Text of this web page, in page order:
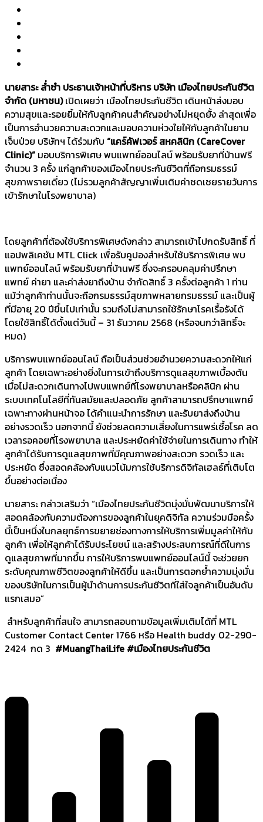
นายสาระ ล่ำซำ ประธานเจ้าหน้าที่บริหาร บริษัท เมืองไทยประกันชีวิต
จำกัด (มหาชน)เปิดเผยว่า เมืองไทยประกันชีวิต เดินหน้าส่งมอบ
ความสุขและรอยยิ้มให้กับลูกค้าคนสำคัญอย่างไม่หยุดยั้ง ล่าสุดเพื่อ
เป็นการอำนวยความสะดวกและมอบความห่วงใยให้กับลูกค้าในยาม
เจ็บป่วย บริษัทฯ ได้ร่วมกับ “แคร์คัฟเวอร์ สหคลินิก (CareCover
Clinic)” มอบบริการพิเศษ พบแพทย์ออนไลน์ พร้อมรับยาที่บ้านฟรี
จำนวน 3 ครั้ง แก่ลูกค้าของเมืองไทยประกันชีวิตที่ถือกรมธรรม์
สุขภาพรายเดี่ยว (ไม่รวมลูกค้าสัญญาเพิ่มเติมค่าชดเชยรายวันการ
เข้ารักษาในโรงพยาบาล)
โดยลูกค้าที่ต้องใช้บริการพิเศษดังกล่าว สามารถเข้าไปกดรับสิทธิ์ ที่
แอปพลิเคชัน MTL Click เพื่อรับคูปองสำหรับใช้บริการพิเศษ พบ
แพทย์ออนไลน์ พร้อมรับยาที่บ้านฟรี ซึ่งจะครอบคลุมค่าปรึกษา
แพทย์ ค่ายา และค่าส่งยาถึงบ้าน จำกัดสิทธิ์ 3 ครั้งต่อลูกค้า 1 ท่าน
แม้ว่าลูกค้าท่านนั้นจะถือกรมธรรม์สุขภาพหลายกรมธรรม์ และเป็นผู้
ที่มีอายุ 20 ปีขึ้นไปเท่านั้น รวมถึงไม่สามารถใช้รักษาโรคเรื้อรังได้
โดยใช้สิทธิ์ได้ตั้งแต่วันนี้ – 31 ธันวาคม 2568 (หรือจนกว่าสิทธิ์จะ
หมด)
บริการพบแพทย์ออนไลน์ ถือเป็นส่วนช่วยอำนวยความสะดวกให้แก่
ลูกค้า โดยเฉพาะอย่างยิ่งในการเข้าถึงบริการดูแลสุขภาพเบื้องต้น
เมื่อไม่สะดวกเดินทางไปพบแพทย์ที่โรงพยาบาลหรือคลินิก ผ่าน
ระบบเทคโนโลยีที่ทันสมัยและปลอดภัย ลูกค้าสามารถปรึกษาแพทย์
เฉพาะทางผ่านหน้าจอ ได้คำแนะนำการรักษา และรับยาส่งถึงบ้าน
อย่างรวดเร็ว นอกจากนี้ ยังช่วยลดความเสี่ยงในการแพร่เชื้อโรค ลด
เวลารอคอยที่โรงพยาบาล และประหยัดค่าใช้จ่ายในการเดินทาง ทำให้
ลูกค้าได้รับการดูแลสุขภาพที่มีคุณภาพอย่างสะดวก รวดเร็ว และ
ประหยัด ซึ่งสอดคล้องกับแนวโน้มการใช้บริการดิจิทัลเฮลธ์ที่เติบโต
ขึ้นอย่างต่อเนื่อง
นายสาระ กล่าวเสริมว่า “เมืองไทยประกันชีวิตมุ่งมั่นพัฒนาบริการให้
สอดคล้องกับความต้องการของลูกค้าในยุคดิจิทัล ความร่วมมือครั้ง
นี้เป็นหนึ่งในกลยุทธ์การขยายช่องทางการให้บริการเพิ่มมูลค่าให้กับ
ลูกค้า เพื่อให้ลูกค้าได้รับประโยชน์ และสร้างประสบการณ์ที่ดีในการ
ดูแลสุขภาพที่มากขึ้น การให้บริการพบแพทย์ออนไลน์นี้ จะช่วยยก
ระดับคุณภาพชีวิตของลูกค้าให้ดีขึ้น และเป็นการตอกย้ำความมุ่งมั่น
ของบริษัทในการเป็นผู้นำด้านการประกันชีวิตที่ใส่ใจลูกค้าเป็นอันดับ
แรกเสมอ”
สำหรับลูกค้าที่สนใจ สามารถสอบถามข้อมูลเพิ่มเติมได้ที่ MTL
Customer Contact Center 1766 หรือ Health buddy 02-290-
2424 กด 3 #MuangThaiLife #เมืองไทยประกันชีวิต